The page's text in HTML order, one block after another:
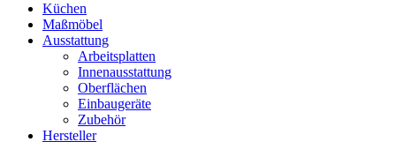
Küchen
Maßmöbel
Ausstattung
Arbeitsplatten
Innenausstattung
Oberflächen
Einbaugeräte
Zubehör
Hersteller